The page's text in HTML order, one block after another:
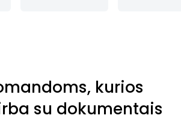
kurios
su dokumentais